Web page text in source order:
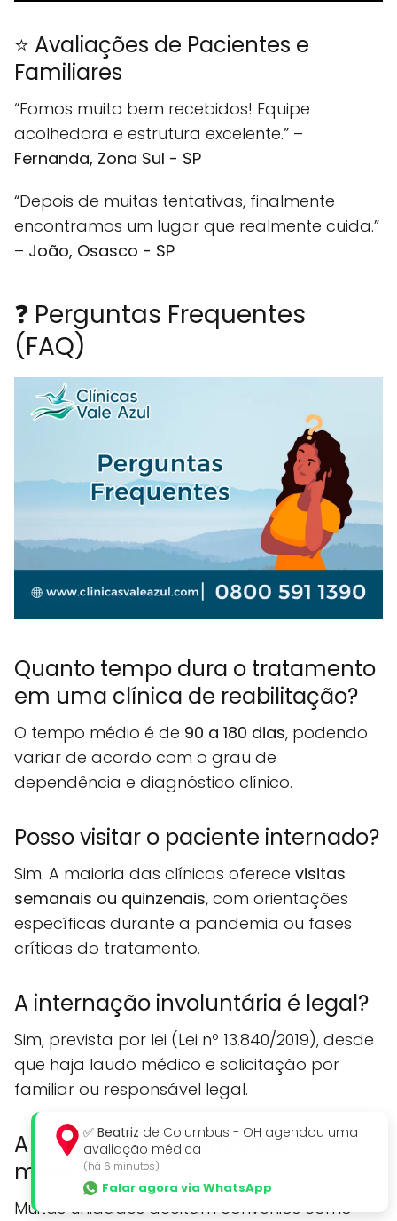
⭐ Avaliações de Pacientes e
Familiares
“Fomos muito bem recebidos! Equipe
acolhedora e estrutura excelente.” –
Fernanda, Zona Sul - SP
“Depois de muitas tentativas, finalmente
encontramos um lugar que realmente cuida.”
– João, Osasco - SP
❓ Perguntas Frequentes
(FAQ)
Quanto tempo dura o tratamento
em uma clínica de reabilitação?
O tempo médio é de 90 a 180 dias, podendo
variar de acordo com o grau de
dependência e diagnóstico clínico.
Posso visitar o paciente internado?
Sim. A maioria das clínicas oferece visitas
semanais ou quinzenais, com orientações
específicas durante a pandemia ou fases
críticas do tratamento.
A internação involuntária é legal?
Sim, prevista por lei (Lei nº 13.840/2019), desde
que haja laudo médico e solicitação por
familiar ou responsável legal.
A clínica aceita convênios
médicos?
Muitas unidades aceitam convênios como
✅ Beatriz de Columbus - OH agendou uma
avaliação médica
(há 6 minutos)
Falar agora via WhatsApp